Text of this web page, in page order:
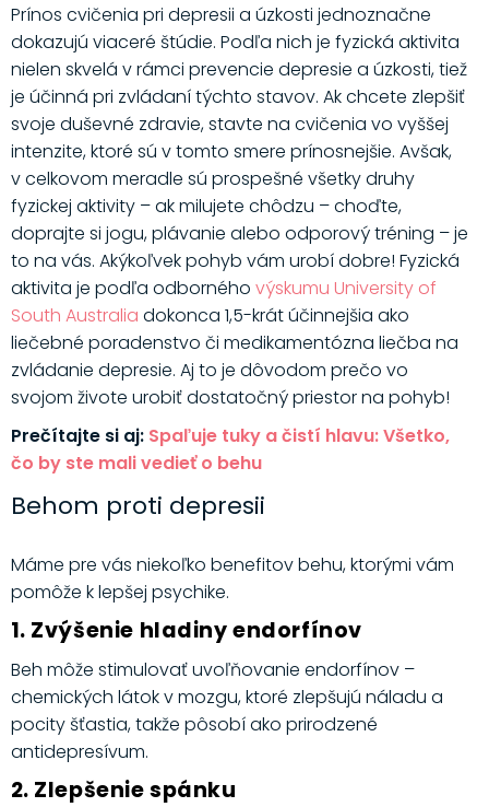
Prínos cvičenia pri depresii a úzkosti jednoznačne
dokazujú viaceré štúdie. Podľa nich je fyzická aktivita
nielen skvelá v rámci prevencie depresie a úzkosti, tiež
je účinná pri zvládaní týchto stavov. Ak chcete zlepšiť
svoje duševné zdravie, stavte na cvičenia vo vyššej
intenzite, ktoré sú v tomto smere prínosnejšie. Avšak,
v celkovom meradle sú prospešné všetky druhy
fyzickej aktivity – ak milujete chôdzu – choďte,
doprajte si jogu, plávanie alebo odporový tréning – je
to na vás. Akýkoľvek pohyb vám urobí dobre! Fyzická
aktivita je podľa odborného výskumu University of
South Australia dokonca 1,5-krát účinnejšia ako
liečebné poradenstvo či medikamentózna liečba na
zvládanie depresie. Aj to je dôvodom prečo vo
svojom živote urobiť dostatočný priestor na pohyb!
Prečítajte si aj: Spaľuje tuky a čistí hlavu: Všetko,
čo by ste mali vedieť o behu
Behom proti depresii
Máme pre vás niekoľko benefitov behu, ktorými vám
pomôže k lepšej psychike.
1. Zvýšenie hladiny endorfínov
Beh môže stimulovať uvoľňovanie endorfínov –
chemických látok v mozgu, ktoré zlepšujú náladu a
pocity šťastia, takže pôsobí ako prirodzené
antidepresívum.
2. Zlepšenie spánku